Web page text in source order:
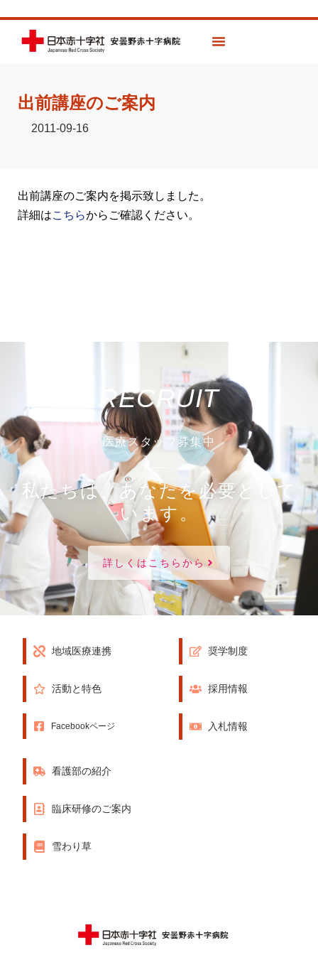
出前講座のご案内
2011-09-16
出前講座のご案内を掲示致しました。
詳細はこちらからご確認ください。
RECRUIT
医療スタッフ募集中
私たちは、あなたを必要として
います。
詳しくはこちらから
地域医療連携
活動と特色
Facebookページ
奨学制度
採用情報
入札情報
看護部の紹介
臨床研修のご案内
雪わり草